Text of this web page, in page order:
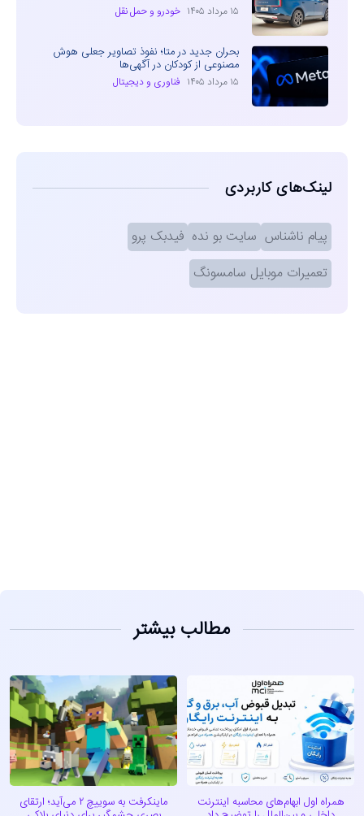
۱۵ مرداد ۱۴۰۵ خودرو و حمل نقل
بحران جدید در متا؛ نفوذ تصاویر جعلی هوش
مصنوعی از کودکان در آگهی‌ها
۱۵ مرداد ۱۴۰۵ فناوری و دیجیتال
لینک‌های کاربردی
پیام ناشناس سایت بو نده فیدبک پرو
تعمیرات موبایل سامسونگ
مطالب بیشتر
همراه اول ابهام‌های محاسبه اینترنت ماینکرفت به سوییچ ۲ می‌آید؛ ارتقای